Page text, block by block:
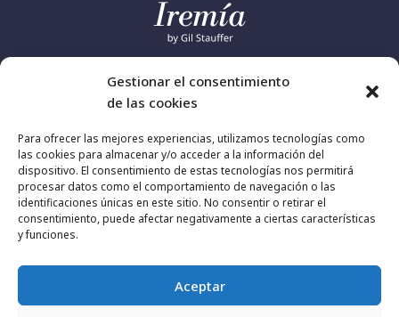
Gestionar el consentimiento
de las cookies
Para ofrecer las mejores experiencias, utilizamos tecnologías como
las cookies para almacenar y/o acceder a la información del
dispositivo. El consentimiento de estas tecnologías nos permitirá
procesar datos como el comportamiento de navegación o las
identificaciones únicas en este sitio. No consentir o retirar el
consentimiento, puede afectar negativamente a ciertas características
y funciones.
Aceptar
Servicios
Quiénes somos
Contacto
Política de Privacidad